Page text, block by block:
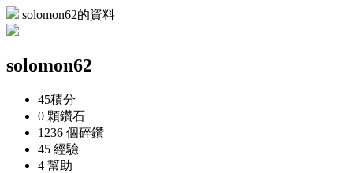
solomon62的資料
solomon62
45積分
0 顆鑽石
1236 個碎鑽
45 經驗
4 幫助